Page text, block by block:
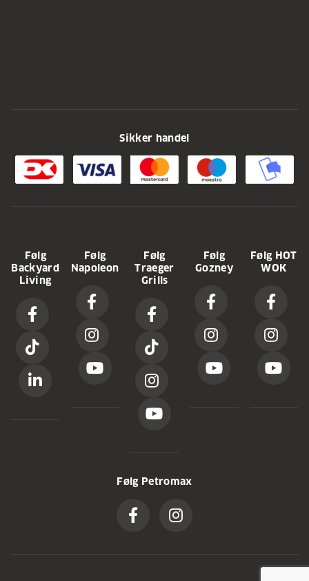
Sikker handel
Følg
Backyard
Living
Følg
Napoleon
Følg
Traeger
Grills
Følg
Gozney
Følg HOT
WOK
Følg Petromax